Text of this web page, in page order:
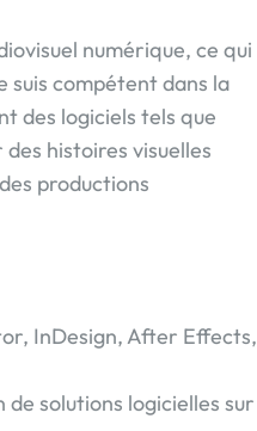
numérique, ce qui
suis compétent dans la
des logiciels tels que
histoires visuelles
productions
InDesign, After Effects,
solutions logicielles sur